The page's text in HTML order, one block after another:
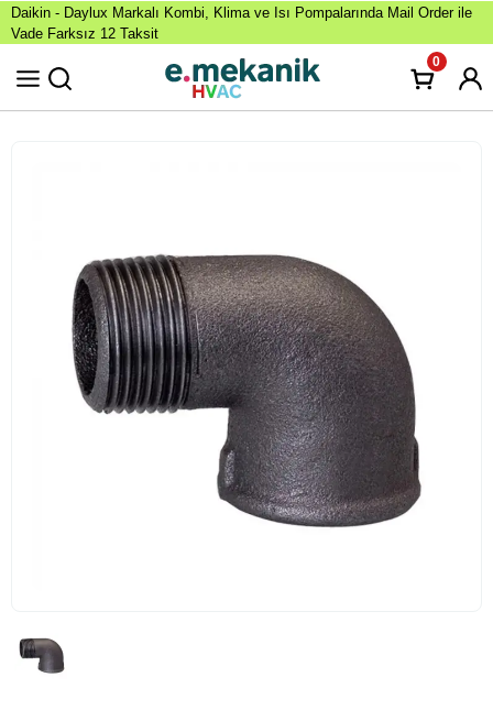
Daikin - Daylux Markalı Kombi, Klima ve Isı Pompalarında Mail Order ile
Vade Farksız 12 Taksit
0